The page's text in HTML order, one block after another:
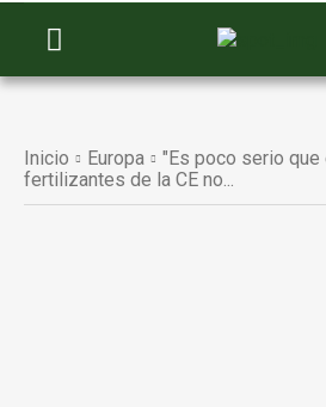
Inicio Europa
"Es poco serio que
fertilizantes de la CE no...